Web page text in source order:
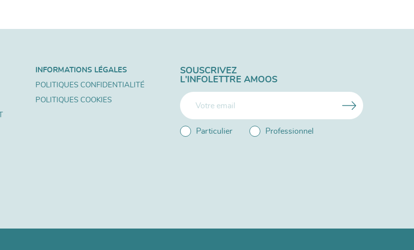
INFORMATIONS LÉGALES
POLITIQUES CONFIDENTIALITÉ
POLITIQUES COOKIES
SOUSCRIVEZ
L'INFOLETTRE AMOOS
Particulier Professionnel